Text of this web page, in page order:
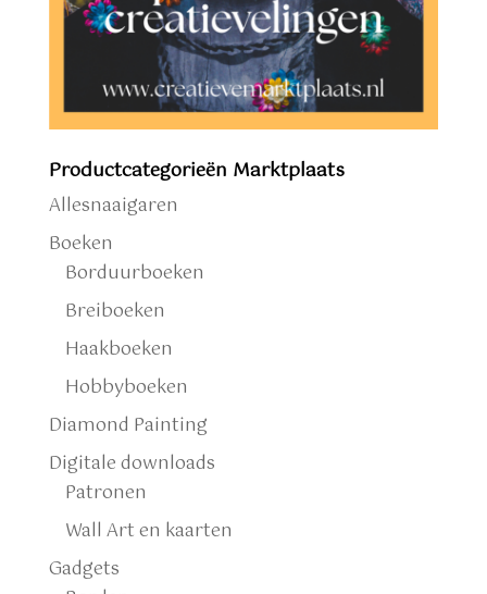
Productcategorieën Marktplaats
Allesnaaigaren
Boeken
Borduurboeken
Breiboeken
Haakboeken
Hobbyboeken
Diamond Painting
Digitale downloads
Patronen
Wall Art en kaarten
Gadgets